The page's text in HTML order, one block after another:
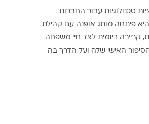
טכנולוגיות עבור החברות
פיתחה מותג אופנה עם קהילת
קריירה דינמית לצד חיי משפחה
האישי שלה ועל הדרך בה